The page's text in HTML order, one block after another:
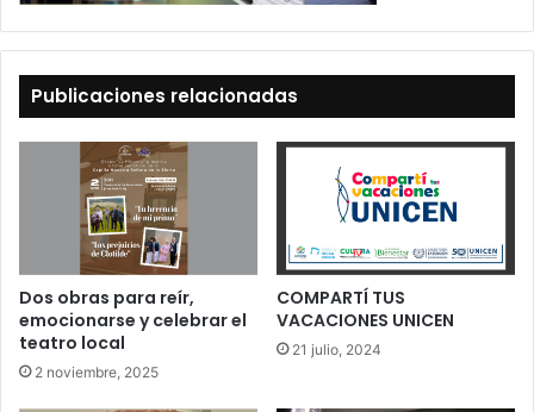
Publicaciones relacionadas
Dos obras para reír,
emocionarse y celebrar el
teatro local
2 noviembre, 2025
COMPARTÍ TUS
VACACIONES UNICEN
21 julio, 2024